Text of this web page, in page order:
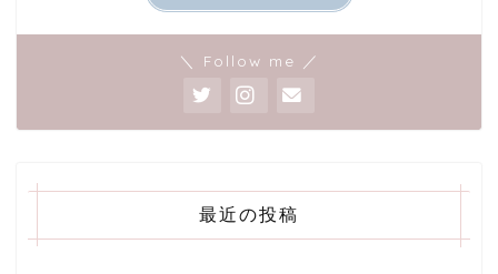
＼ Follow me ／
最近の投稿